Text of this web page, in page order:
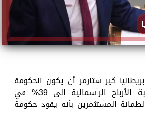
كير ستارمر أن يكون الحكومة
تدرس زيادة ضريبة الأرباح الرأسمالية إلى 39% في
المستثمرين بأنه يقود حكومة